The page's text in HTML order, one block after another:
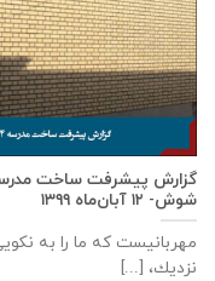
شوش- ۱۲ آبان‌ماه ۱۳۹۹
مهربانيست كه ما را به
نزديك، [...]